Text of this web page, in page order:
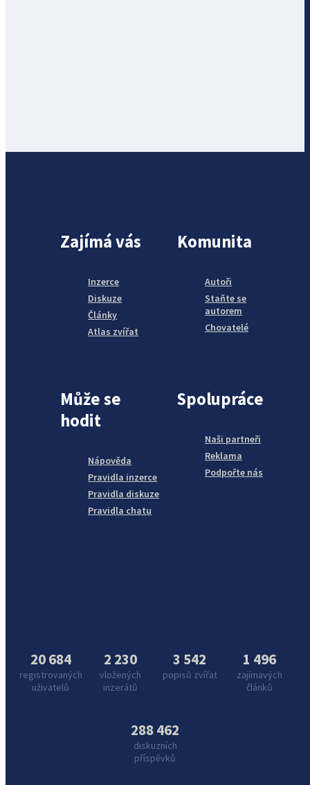
Zajímá vás
Inzerce
Diskuze
Články
Atlas zvířat
Komunita
Autoři
Staňte se
autorem
Chovatelé
Může se
hodit
Nápověda
Pravidla inzerce
Pravidla diskuze
Pravidla chatu
Spolupráce
Naši partneři
Reklama
Podpořte nás
20 684
registrovaných
uživatelů
2 230
vložených
inzerátů
3 542
popisů zvířat
1 496
zajímavých
článků
288 462
diskuzních
příspěvků